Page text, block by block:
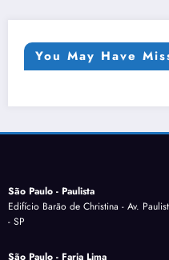
You May Have
São Paulo - Paulista
Edifício Barão de Christina - Av.
- SP
São Paulo - Faria Lima